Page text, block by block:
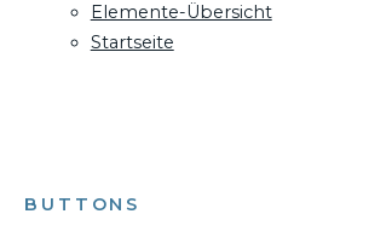
Elemente-Übersicht
Startseite
BUTTONS